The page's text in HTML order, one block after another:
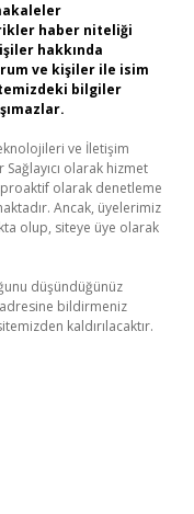
haber niteliği
hakkında
ve kişiler ile isim
bilgiler
ve İletişim
olarak hizmet
olarak denetleme
Ancak, üyelerimiz
olup, siteye üye olarak
düşündüğünüz
adresine bildirmeniz
kaldırılacaktır.